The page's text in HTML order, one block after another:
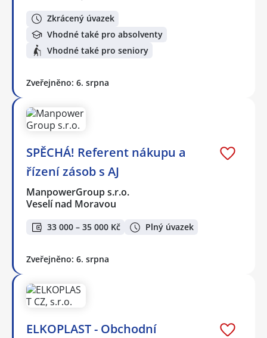
Zkrácený úvazek
Vhodné také pro absolventy
Vhodné také pro seniory
Zveřejněno: 6. srpna
SPĚCHÁ! Referent nákupu a
řízení zásob s AJ
ManpowerGroup s.r.o.
Veselí nad Moravou
33 000 – 35 000 Kč Plný úvazek
Zveřejněno: 6. srpna
ELKOPLAST - Obchodní